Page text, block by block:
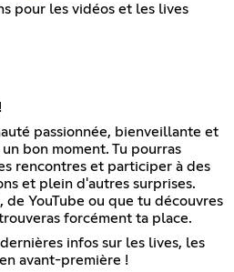
pour les vidéos et les lives
passionnée, bienveillante et
bon moment. Tu pourras
rencontres et participer à des
et plein d'autres surprises.
de YouTube ou que tu découvres
forcément ta place.
infos sur les lives, les
avant-première !